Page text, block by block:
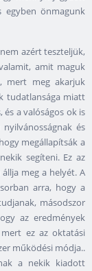
egyben önmagunk
azért teszteljük,
amit maguk
mert meg akarjuk
tudatlansága miatt
a valóságos ok is
és
megállapítsák a
segíteni. Ez az
meg a helyét. A
arra, hogy a
másodszor
az eredmények
ez az oktatási
működési módja..
a nekik kiadott